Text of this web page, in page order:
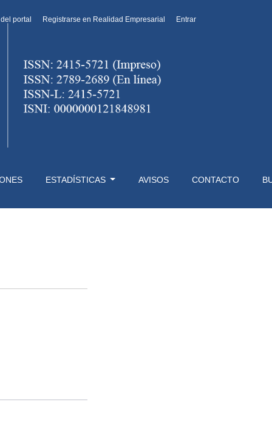
ESTADÍSTICAS AVISOS CONTACTO
portal Registrarse en Realidad Empresarial Entrar